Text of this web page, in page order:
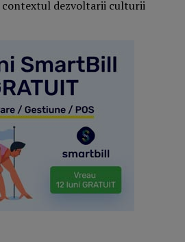
dezvoltarii culturii